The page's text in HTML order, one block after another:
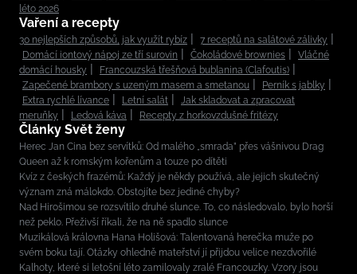
léto 2026
Vaření a recepty
30 nejlepších způsobů, jak využít rybíz
7 receptů na salátové zálivky
Domácí iontový nápoj ze tří surovin
Čokoládové brownies
Vláčné
domácí housky
Francouzská třešňová bublanina (Clafoutis)
Zapečené brambory s uzeným masem a smetanou
Perník s jablky
Extra rychlé lívance
Letní salát
Jak skladovat a zpracovat
meruňky
Ledová káva Recepty z horkovzdušné fritézy
Články Svět ženy
Herec Jan Cina bez servítků: Od malého „smrada” přes vášnivou Drag
Queen až k romským kořenům a touze po dítěti
Kvíz z českých frazémů: Každý je někdy používá, ale jejich skutečný
význam zná málokdo. Obstojíte bez jediné chyby?
Nad Hirošimou se rozsvítilo druhé slunce. To, co následovalo, bylo horší
než peklo. Přeživší říkali, že na ně spadlo slunce
Muzikálová královna Hana Holišová: Talentovaná herečka muže po
svém boku tají. Otázky ohledně mateřství jí přijdou velice nezdvořilé
Kalhoty, které si letošní léto zamilovaly zralé Francouzky. Vzory jsou